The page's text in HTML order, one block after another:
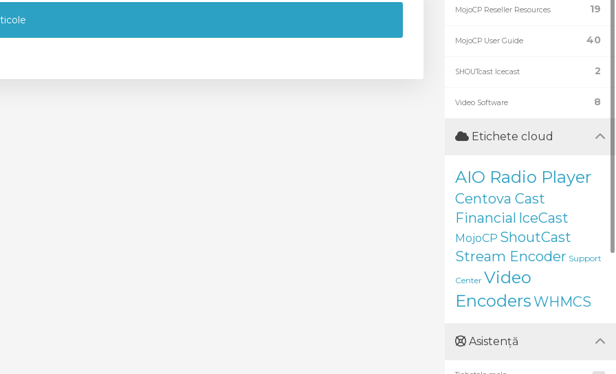
19
MojoCP Reseller Resources
40
MojoCP User Guide
2
SHOUTcast Icecast
8
Video Software
Etichete cloud
AIO Radio Player
Centova Cast
Financial IceCast
MojoCP ShoutCast
Stream Encoder Support
Center Video
EncodersWHMCS
Asistență